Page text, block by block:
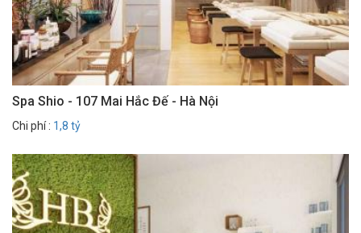
Spa Shio - 107 Mai Hắc Đế - Hà Nội
Chi phí : 1,8 tỷ